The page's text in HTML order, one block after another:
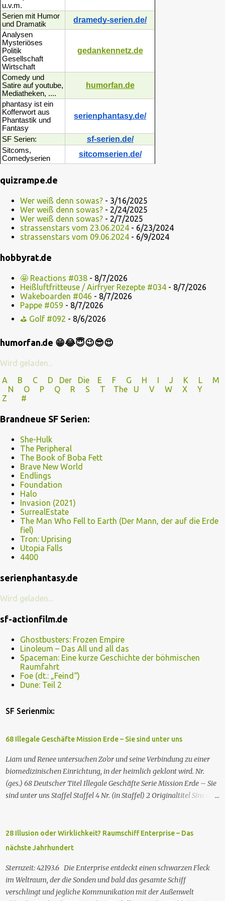
u.v.m.
Serien mit Humor
und Dramatik
dramedy-serien.de/
Analysen
Mysteriöses
Politik
Gesellschaft
Wirtschaft
gedankennetz.de
Comedy und
Satire auf youtube,
Mediatheken, ....
humorfan.de
phantasy ist ein
Kofferwort aus
Phantastik und
Fantasy
serienphantasy.de/
SF Serien: sf-serien.de/
Sitcoms,
Comedyserien
sitcomserien.de/
quizrampe.de
Wer weiß denn sowas? - 3/16/2025
Wer weiß denn sowas? - 2/24/2025
Wer weiß denn sowas? - 2/7/2025
strassenstars vom 23.06.2024 - 6/23/2024
strassenstars vom 09.06.2024 - 6/9/2024
hobbyrat.de
🤩 Reactions #038 - 8/7/2026
Heißluftfritteuse / Airfryer Rezepte #034 - 8/7/2026
Wakeboarden #046 - 8/7/2026
Pappe #059 - 8/7/2026
⛳ Golf #092 - 8/6/2026
humorfan.de 😁😂😇😉😎😍
Wird geladen...
A
B C D Der Die E F G H I J K L
M
N
O P Q R S T The U V
W X Y
Z
#
Brandneue SF Serien:
She-Hulk
The Peripheral
The Book of Boba Fett
Brave New World
Endlings
Foundation
Halo
Invasion (2021)
SurrealEstate
The Man Who Fell to Earth (Der Mann, der auf die Erde
fiel)
Tron: Uprising
Utopia Falls
4400
serienphantasy.de
Wird geladen...
sf-actionfilm.de
Ghostbusters: Frozen Empire
Linoleum – Das All und all das
Spaceman: Eine kurze Geschichte der böhmischen
Raumfahrt
Foe (dt.: „Feind“)
Dune: Teil 2
SF Serienmix:
68 Illegale Geschäfte Mission Erde – Sie sind unter uns
Liam und Renee untersuchen Zo'or und seine Verbindung zu einer
biomedizinischen Einrichtung, in der heimlich geklont wird. Nr.
(ges.) 68 Deutscher Titel Illegale Geschäfte Serie Mission Erde – Sie
sind unter uns Staffel Staffel 4 Nr. (in Staffel) 2 Original­titel Sins of
25. Sep. 2001 Es kommt eine außerirdische Rasse, die Taelons oder
Gefährten genannt wird, auf die Erde. Sie bieten den Menschen auf
Hungersnöte eindämmen, Umweltprobleme lösen und Konflikte
beenden können. Im Gegenzug verlangen sie, dass man sie auf der
Erde leben lässt. Doch eine Gruppe von Erdlingen, die an der
28 Illusion oder Wirklichkeit? Raumschiff Enterprise – Das
nächste Jahrhundert
Sternzeit: 42193.6 Die Enterprise entdeckt einen schwarzen Fleck
im Weltraum, der die Sonden und bald das gesamte Schiff
verschlingt und jegliche Kommunikation mit der Außenwelt